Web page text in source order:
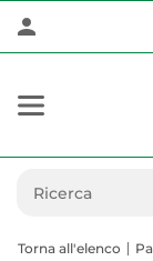
Torna all'elenco